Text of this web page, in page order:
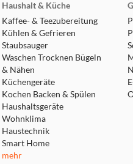
Haushalt & Küche
Kaffee- & Teezubereitung
Kühlen & Gefrieren
Staubsauger
Waschen Trocknen Bügeln
& Nähen
Küchengeräte
Kochen Backen & Spülen
Haushaltsgeräte
Wohnklima
Haustechnik
Smart Home
mehr